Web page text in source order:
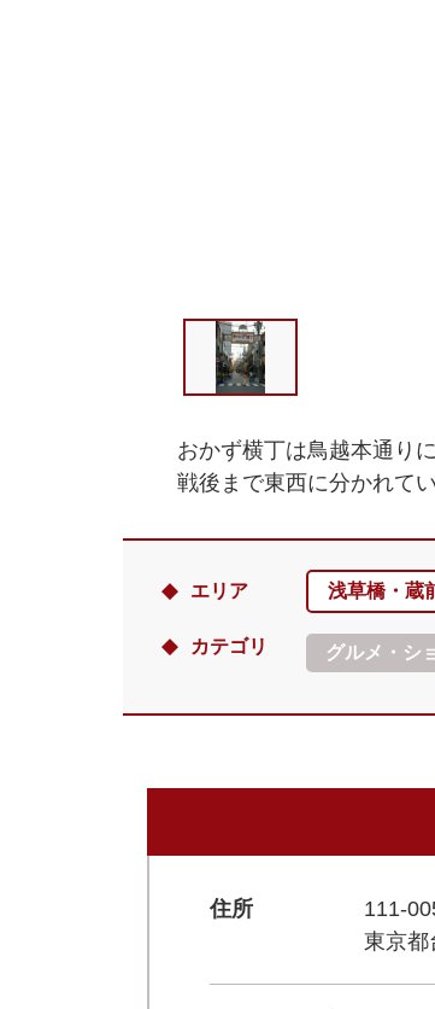
おかず横丁は鳥越本通り
戦後まで東西に分かれて
エリア 浅草橋・蔵
カテゴリ グルメ・シ
住所
111-
東京都